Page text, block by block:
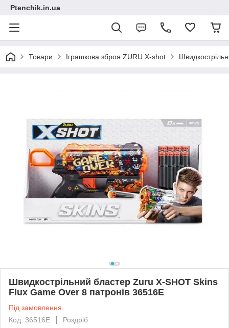
Ptenchik.in.ua
Товари Іграшкова зброя ZURU X-shot
Швидкострільний бластер Zuru X-SHOT Skins
Flux Game Over 8 патронів 36516E
Під замовлення
Код: 36516E
Роздріб